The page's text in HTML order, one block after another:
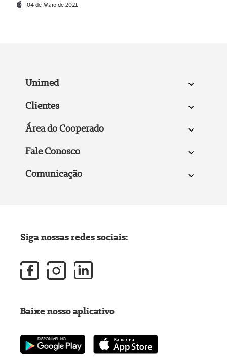
04 de Maio de 2021
Unimed
Clientes
Área do Cooperado
Fale Conosco
Comunicação
Siga nossas redes sociais:
Baixe nosso aplicativo